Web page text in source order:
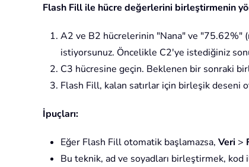
Flash Fill ile hücre değerlerini birleştirmenin
A2 ve B2 hücrelerinin "Nana" ve "75.62%"
istiyorsunuz. Öncelikle C2'ye istediğiniz
C3 hücresine geçin. Beklenen bir sonraki
Flash Fill, kalan satırlar için birleşik deseni
İpuçları:
Eğer Flash Fill otomatik başlamazsa, Veri >
Bu teknik, ad ve soyadları birleştirmek,